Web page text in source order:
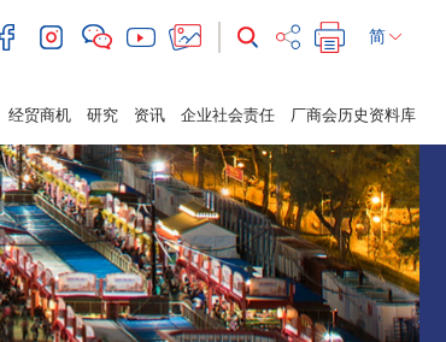
简
经贸商机 研究 资讯 企业社会责任 厂商会历史资料库